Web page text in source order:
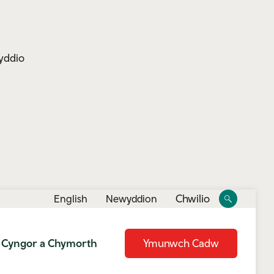
English Newyddion Toggle
Chwilio
Toggle
search
Cyngor a Chymorth Ymunwch Cadw